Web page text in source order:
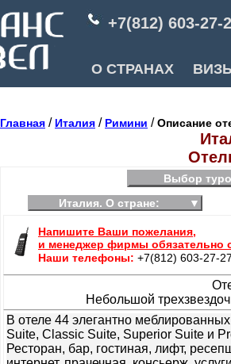
+7(812) 603-27-
О СТРАНАХ
Главная / Италия / Римини /Описание
Выбор
Италия. О стране:
▼
Напишите Ваши пожелания,
и менеджер фирмы обязательно
Наши телефоны: +7(812) 603-27-
Небольшой
В отеле 44 элегантно
Suite, Classic Suite, Superior Suite и
Ресторан, бар, гостиная, лифт,